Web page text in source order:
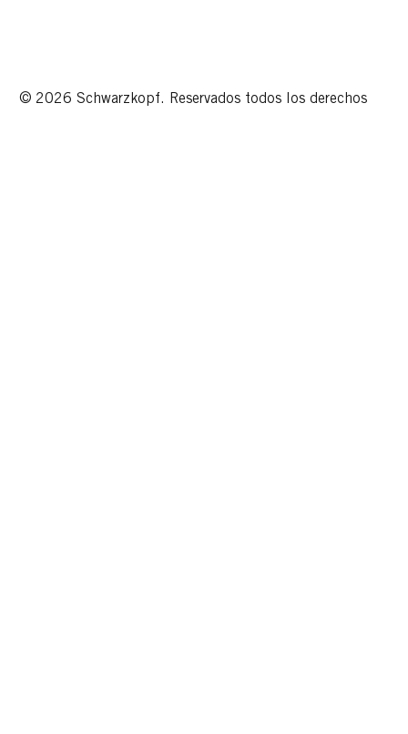
© 2026 Schwarzkopf. Reservados todos los derechos